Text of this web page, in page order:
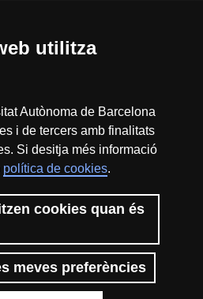
utilitza
Autònoma de Barcelona
i de tercers amb finalitats
Si desitja més informació
política de cookies.
cookies quan és
meves preferències
HR
in
web Avís Legal
Política de
solidària i més compromesa amb la
de la participació voluntària de la
per a la integració de col·lectius